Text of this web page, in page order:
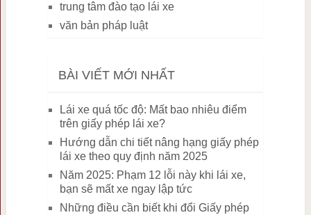
trung tâm đào tạo lái xe
văn bản pháp luật
BÀI VIẾT MỚI NHẤT
Lái xe quá tốc độ: Mất bao nhiêu điểm
trên giấy phép lái xe?
Hướng dẫn chi tiết nâng hạng giấy phép
lái xe theo quy định năm 2025
Năm 2025: Phạm 12 lỗi này khi lái xe,
bạn sẽ mất xe ngay lập tức
Những điều cần biết khi đổi Giấy phép